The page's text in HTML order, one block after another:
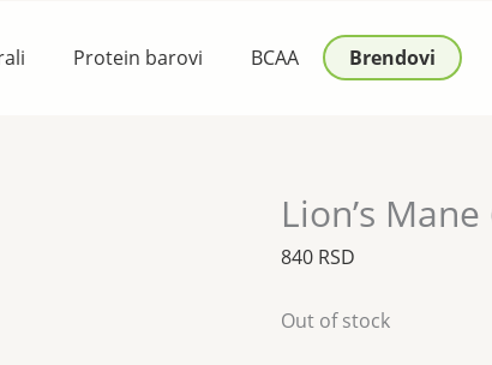
Protein barovi BCAA Brendovi
Lion’s
840 RSD
Out of stock